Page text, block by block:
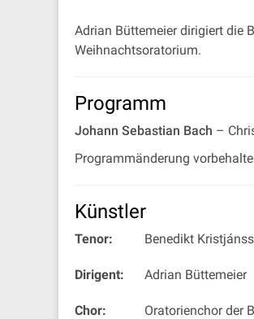
Adrian Büttemeier dirigiert die
Weihnachtsoratorium.
Programm
Johann Sebastian Bach –
Programmänderung
Künstler
Tenor: Benedikt
Dirigent: Adrian Büttemeier
Chor: Oratorienchor der